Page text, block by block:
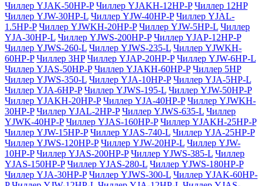
Чиллер YJAK-50HP-P Чиллер YJAKH-12HP-P Чиллер 12HP
Чиллер YJW-30HP-L Чиллер YJW-40HP-P Чиллер YJAL-
1.5HP-P Чиллер YJWKH-20HP-P Чиллер YJW-5HP-L Чиллер
YJA-30HP-L Чиллер YJWS-200HP-P Чиллер YJAP-12HP-P
Чиллер YJWS-260-L Чиллер YJWS-235-L Чиллер YJWKH-
60HP-P Чиллер 3HP Чиллер YJAP-20HP-P Чиллер YJW-6HP-L
Чиллер YJAS-50HP-P Чиллер YJAKH-60HP-P Чиллер 5HP
Чиллер YJWS-350-L Чиллер YJA-10HP-P Чиллер YJA-5HP-L
Чиллер YJA-6HP-P Чиллер YJWS-195-L Чиллер YJW-50HP-P
Чиллер YJAKH-20HP-P Чиллер YJA-40HP-P Чиллер YJWKH-
30HP-P Чиллер YJAL-2HP-P Чиллер YJWS-635-L Чиллер
YJWK-40HP-P Чиллер YJAS-160HP-P Чиллер YJAKH-25HP-P
Чиллер YJW-15HP-P Чиллер YJAS-740-L Чиллер YJA-25HP-P
Чиллер YJWS-120HP-P Чиллер YJW-20HP-L Чиллер YJW-
10HP-P Чиллер YJAS-200HP-P Чиллер YJWS-385-L Чиллер
YJAS-150HP-P Чиллер YJAS-280-L Чиллер YJWS-180HP-P
Чиллер YJA-30HP-P Чиллер YJWS-300-L Чиллер YJAK-60HP-